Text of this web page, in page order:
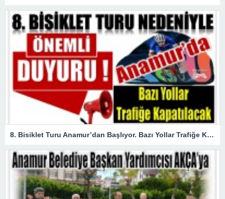
8. Bisiklet Turu Anamur’dan Başlıyor. Bazı Yollar Trafiğe Kapatılacak